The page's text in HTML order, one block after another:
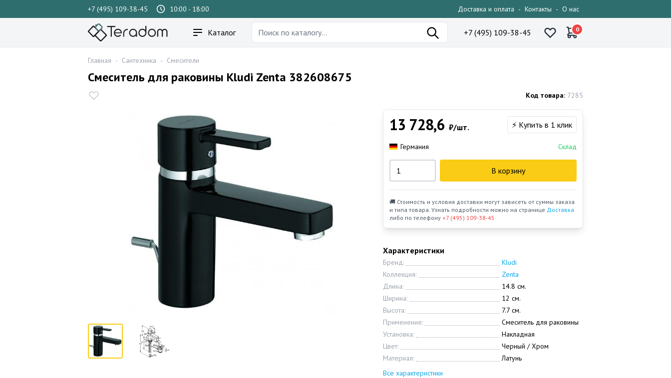
+7 (495) 109-38-45 10:00 - 18:00 Доставка и оплата - Контакты - О нас
Каталог +7 (495) 109-38-45 0
Главная - Сантехника - Смесители
Смеситель для раковины Kludi Zenta 382608675
Код товара: 7285
Характеристики
Бренд:
Kludi
Коллекция:
Zenta
Длина:
14.8 см.
Ширина:
12 см.
Высота:
7.7 см.
Применение:
Смеситель для раковины
Установка:
Накладная
Цвет:
Черный / Хром
Материал:
Латунь
Все характеристики
13 728,6 ₽/шт. ⚡ Купить в 1 клик
Германия Склад
В корзину
🚚 Стоимость и условия доставки могут зависеть от суммы заказа
и типа товара. Узнать подробности можно на странице Доставка
либо по телефону +7 (495) 109-38-45